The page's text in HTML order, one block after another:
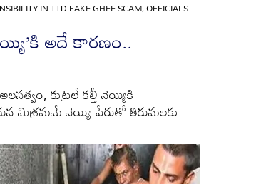
IN TTD FAKE GHEE SCAM, OFFICIALS
అదే కారణం..
కుట్రలే కల్తీ నెయ్యికి
నెయ్యి పేరుతో తిరుమలకు